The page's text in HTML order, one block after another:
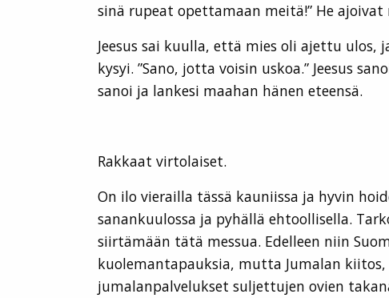
sinä rupeat opettamaan meitä!” He ajoivat
Jeesus sai kuulla, että mies oli ajettu ulos,
kysyi. ”Sano, jotta voisin uskoa.” Jeesus
sanoi ja lankesi maahan hänen eteensä.
Rakkaat virtolaiset.
On ilo vierailla tässä kauniissa ja hyvin
sanankuulossa ja pyhällä ehtoollisella.
siirtämään tätä messua. Edelleen niin
kuolemantapauksia, mutta Jumalan
jumalanpalvelukset suljettujen ovien